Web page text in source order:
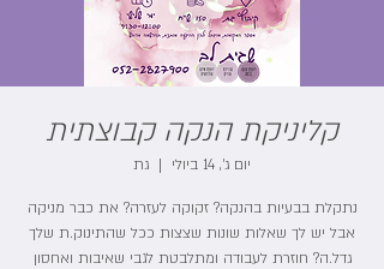
קליניקת הנקה קבוצתית
יום ג׳, 14 ביולי
  |
גת
נתקלת בבעיות בהנקה? זקוקה לעזרה? את כבר מניקה
אבל יש לך שאלות שונות שצצות ככל שהתינוק.ת שלך
גדל.ה? חוזרת לעבודה ומתלבטת לגבי שאיבות ואחסון